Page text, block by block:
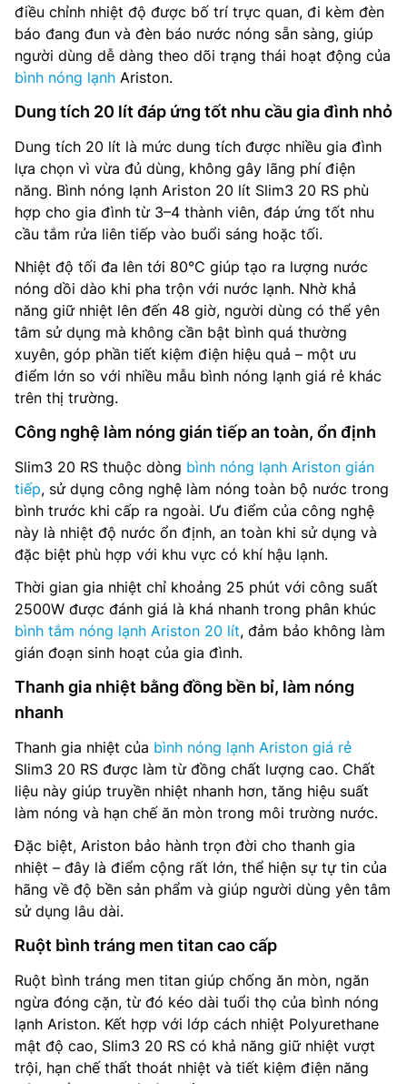
điều chỉnh nhiệt độ được bố trí trực quan, đi kèm đèn
báo đang đun và đèn báo nước nóng sẵn sàng, giúp
người dùng dễ dàng theo dõi trạng thái hoạt động của
bình nóng lạnh Ariston.
Dung tích 20 lít đáp ứng tốt nhu cầu gia đình nhỏ
Dung tích 20 lít là mức dung tích được nhiều gia đình
lựa chọn vì vừa đủ dùng, không gây lãng phí điện
năng. Bình nóng lạnh Ariston 20 lít Slim3 20 RS phù
hợp cho gia đình từ 3–4 thành viên, đáp ứng tốt nhu
cầu tắm rửa liên tiếp vào buổi sáng hoặc tối.
Nhiệt độ tối đa lên tới 80°C giúp tạo ra lượng nước
nóng dồi dào khi pha trộn với nước lạnh. Nhờ khả
năng giữ nhiệt lên đến 48 giờ, người dùng có thể yên
tâm sử dụng mà không cần bật bình quá thường
xuyên, góp phần tiết kiệm điện hiệu quả – một ưu
điểm lớn so với nhiều mẫu bình nóng lạnh giá rẻ khác
trên thị trường.
Công nghệ làm nóng gián tiếp an toàn, ổn định
Slim3 20 RS thuộc dòng bình nóng lạnh Ariston gián
tiếp, sử dụng công nghệ làm nóng toàn bộ nước trong
bình trước khi cấp ra ngoài. Ưu điểm của công nghệ
này là nhiệt độ nước ổn định, an toàn khi sử dụng và
đặc biệt phù hợp với khu vực có khí hậu lạnh.
Thời gian gia nhiệt chỉ khoảng 25 phút với công suất
2500W được đánh giá là khá nhanh trong phân khúc
bình tắm nóng lạnh Ariston 20 lít, đảm bảo không làm
gián đoạn sinh hoạt của gia đình.
Thanh gia nhiệt bằng đồng bền bỉ, làm nóng
nhanh
Thanh gia nhiệt của bình nóng lạnh Ariston giá rẻ
Slim3 20 RS được làm từ đồng chất lượng cao. Chất
liệu này giúp truyền nhiệt nhanh hơn, tăng hiệu suất
làm nóng và hạn chế ăn mòn trong môi trường nước.
Đặc biệt, Ariston bảo hành trọn đời cho thanh gia
nhiệt – đây là điểm cộng rất lớn, thể hiện sự tự tin của
hãng về độ bền sản phẩm và giúp người dùng yên tâm
sử dụng lâu dài.
Ruột bình tráng men titan cao cấp
Ruột bình tráng men titan giúp chống ăn mòn, ngăn
ngừa đóng cặn, từ đó kéo dài tuổi thọ của bình nóng
lạnh Ariston. Kết hợp với lớp cách nhiệt Polyurethane
mật độ cao, Slim3 20 RS có khả năng giữ nhiệt vượt
trội, hạn chế thất thoát nhiệt và tiết kiệm điện năng